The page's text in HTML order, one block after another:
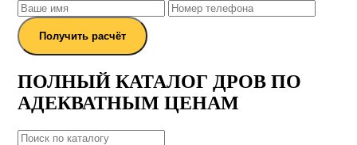
Получить расчёт
ПОЛНЫЙ КАТАЛОГ ДРОВ ПО
АДЕКВАТНЫМ ЦЕНАМ